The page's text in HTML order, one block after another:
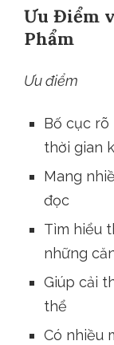
Ưu Điểm
Phẩm
Ưu điểm
Bố cục rõ
thời gian
Mang
đọc
Tìm hiểu
những
Giúp cải
thể
Có nhiều